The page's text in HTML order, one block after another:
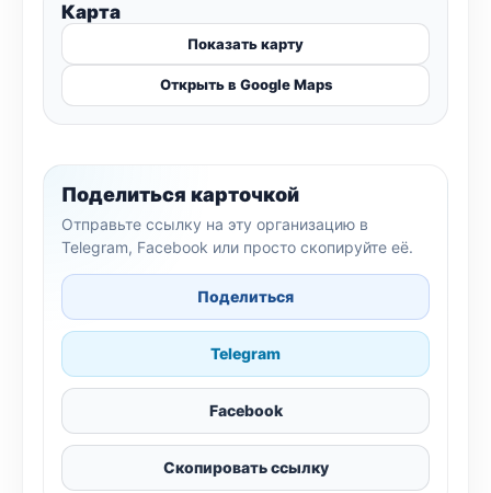
Карта
Показать карту
Открыть в Google Maps
Поделиться карточкой
Отправьте ссылку на эту организацию в
Telegram, Facebook или просто скопируйте её.
Поделиться
Telegram
Facebook
Скопировать ссылку